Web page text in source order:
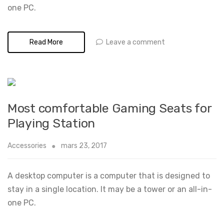
one PC.
Read More Leave a comment
Most comfortable Gaming Seats for
Playing Station
Accessories mars 23, 2017
A desktop computer is a computer that is designed to
stay in a single location. It may be a tower or an all-in-
one PC.